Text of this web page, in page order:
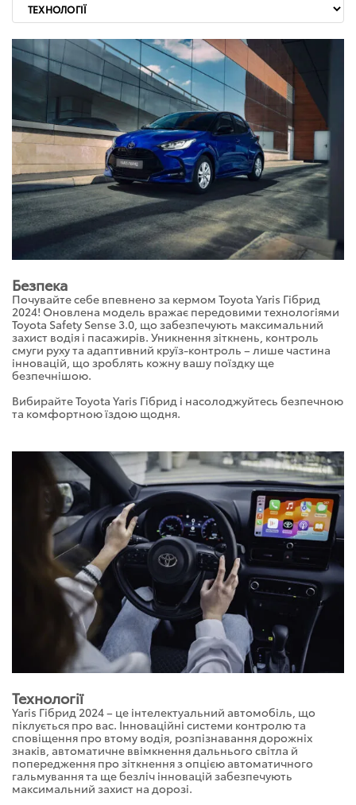
Безпека
Почувайте себе впевнено за кермом Toyota Yaris Гібрид
2024! Оновлена модель вражає передовими технологіями
Toyota Safety Sense 3.0, що забезпечують максимальний
захист водія і пасажирів. Уникнення зіткнень, контроль
смуги руху та адаптивний круїз-контроль – лише частина
інновацій, що зроблять кожну вашу поїздку ще
безпечнішою.
Вибирайте Toyota Yaris Гібрид і насолоджуйтесь безпечною
та комфортною їздою щодня.
Технології
Yaris Гібрид 2024 – це інтелектуальний автомобіль, що
піклується про вас. Інноваційні системи контролю та
сповіщення про втому водія, розпізнавання дорожніх
знаків, автоматичне ввімкнення дальнього світла й
попередження про зіткнення з опцією автоматичного
гальмування та ще безліч інновацій забезпечують
максимальний захист на дорозі.